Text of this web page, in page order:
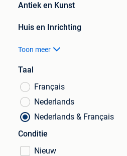
Antiek en Kunst
Huis en Inrichting
Toon meer
Taal
Français
Nederlands
Nederlands & Français
Conditie
Nieuw